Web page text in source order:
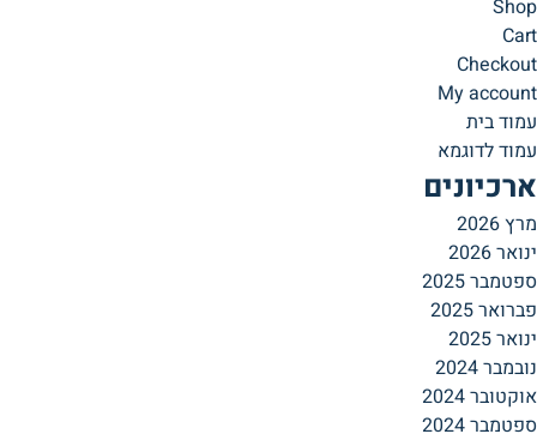
Shop
Cart
Checkout
My account
עמוד בית
עמוד לדוגמא
ארכיונים
מרץ 2026
ינואר 2026
ספטמבר 2025
פברואר 2025
ינואר 2025
נובמבר 2024
אוקטובר 2024
ספטמבר 2024